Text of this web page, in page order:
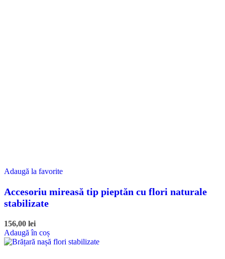
Adaugă la favorite
Accesoriu mireasă tip pieptăn cu flori naturale
stabilizate
156,00 lei
Adaugă în coș